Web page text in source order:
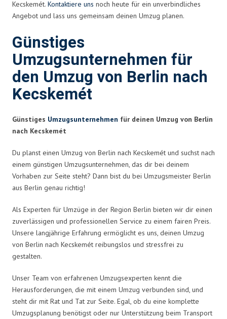
Kecskemét. Kontaktiere uns noch heute für ein unverbindliches
Angebot und lass uns gemeinsam deinen Umzug planen.
Günstiges
Umzugsunternehmen für
den Umzug von Berlin nach
Kecskemét
Günstiges Umzugsunternehmen für deinen Umzug von Berlin
nach Kecskemét
Du planst einen Umzug von Berlin nach Kecskemét und suchst nach
einem günstigen Umzugsunternehmen, das dir bei deinem
Vorhaben zur Seite steht? Dann bist du bei Umzugsmeister Berlin
aus Berlin genau richtig!
Als Experten für Umzüge in der Region Berlin bieten wir dir einen
zuverlässigen und professionellen Service zu einem fairen Preis.
Unsere langjährige Erfahrung ermöglicht es uns, deinen Umzug
von Berlin nach Kecskemét reibungslos und stressfrei zu
gestalten.
Unser Team von erfahrenen Umzugsexperten kennt die
Herausforderungen, die mit einem Umzug verbunden sind, und
steht dir mit Rat und Tat zur Seite. Egal, ob du eine komplette
Umzugsplanung benötigst oder nur Unterstützung beim Transport